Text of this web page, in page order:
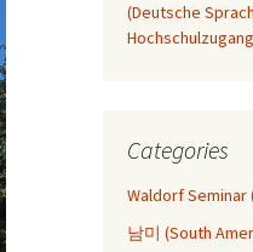
(Deutsche
Categories
Waldorf
남미 (South